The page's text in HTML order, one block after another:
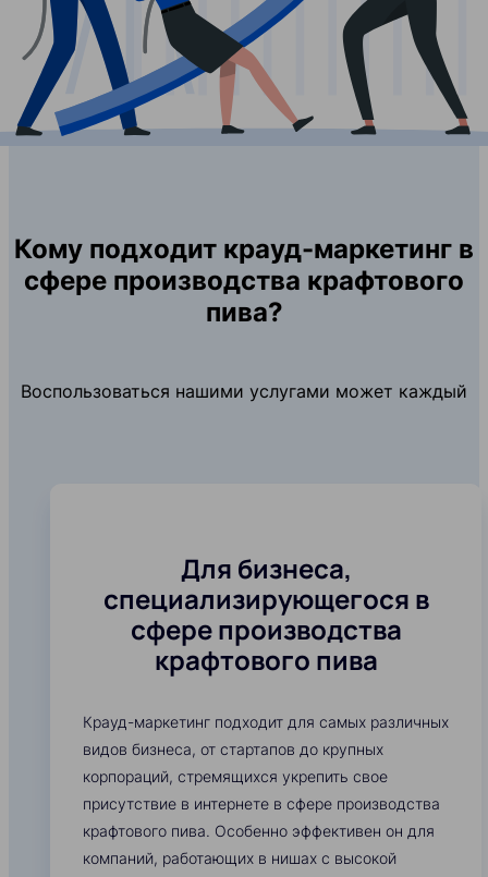
Кому подходит крауд-маркетинг в
сфере производства крафтового
пива?
Воспользоваться нашими услугами может каждый
Для бизнеса,
специализирующегося в
сфере производства
крафтового пива
Крауд-маркетинг подходит для самых различных
видов бизнеса, от стартапов до крупных
корпораций, стремящихся укрепить свое
присутствие в интернете в сфере производства
крафтового пива. Особенно эффективен он для
компаний, работающих в нишах с высокой